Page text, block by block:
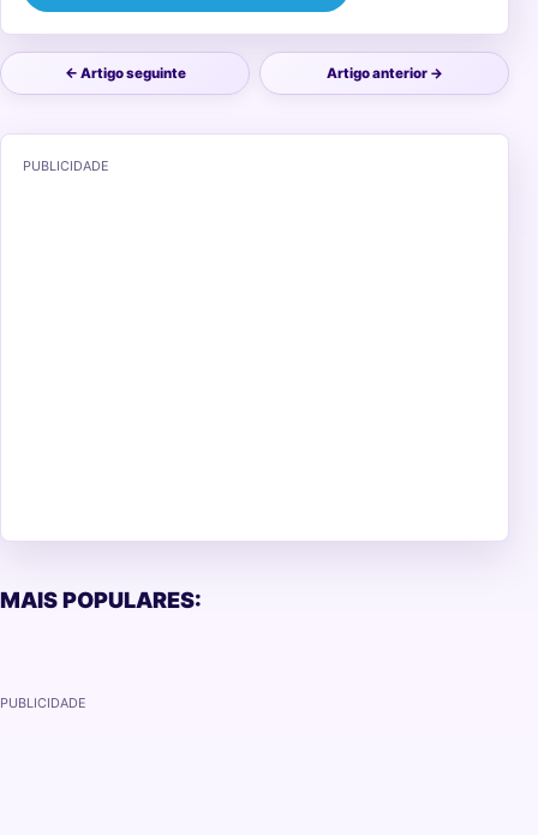
← Artigo seguinte Artigo anterior →
PUBLICIDADE
MAIS POPULARES:
PUBLICIDADE